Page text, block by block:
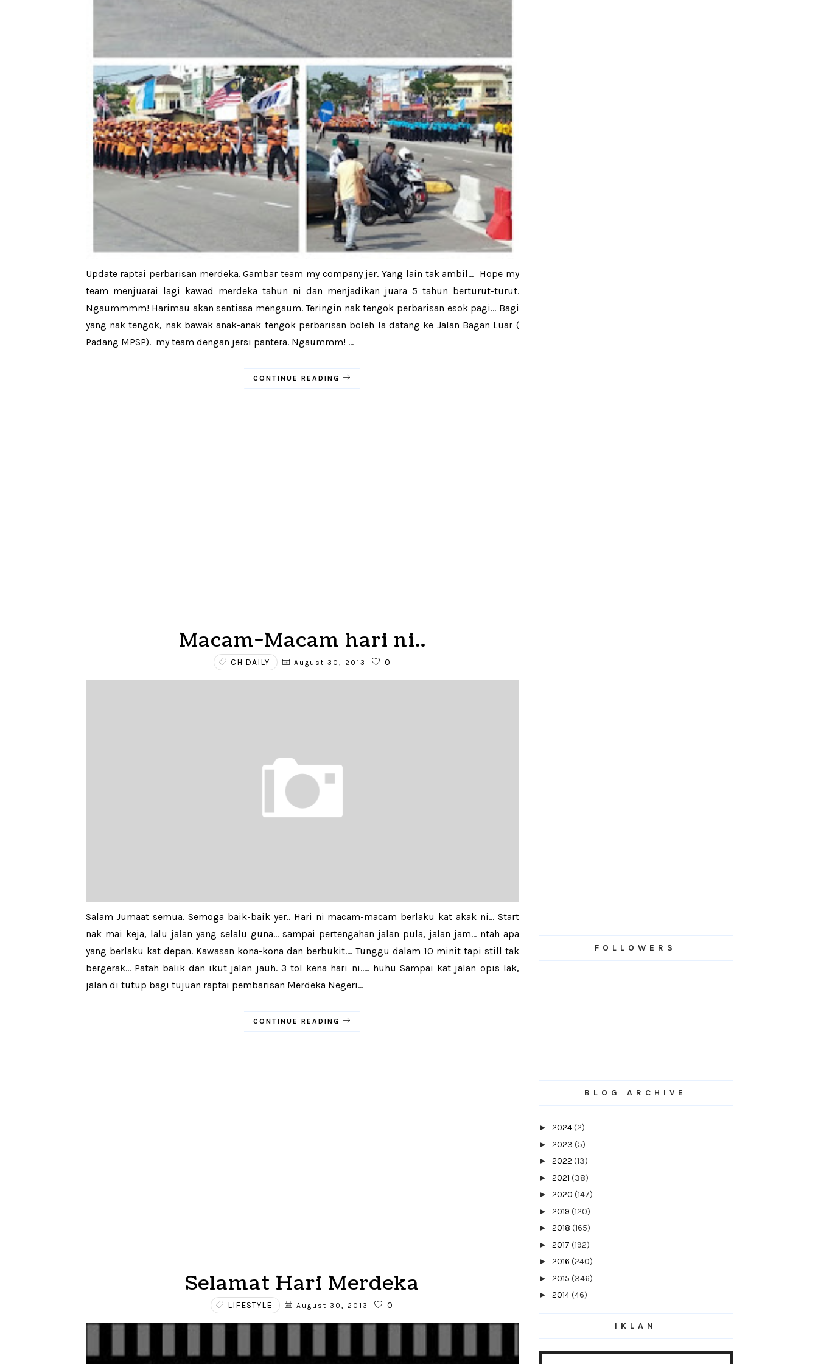
Update raptai perbarisan merdeka. Gambar team my company jer. Yang lain tak ambil... Hope my
team menjuarai lagi kawad merdeka tahun ni dan menjadikan juara 5 tahun berturut-turut.
Ngaummmm! Harimau akan sentiasa mengaum. Teringin nak tengok perbarisan esok pagi... Bagi
yang nak tengok, nak bawak anak-anak tengok perbarisan boleh la datang ke Jalan Bagan Luar (
Padang MPSP). my team dengan jersi pantera. Ngaummm! ...
CONTINUE READING
Macam-Macam hari ni..
CH DAILY August 30, 2013 0
Salam Jumaat semua. Semoga baik-baik yer.. Hari ni macam-macam berlaku kat akak ni... Start
nak mai keja, lalu jalan yang selalu guna... sampai pertengahan jalan pula, jalan jam... ntah apa
yang berlaku kat depan. Kawasan kona-kona dan berbukit.... Tunggu dalam 10 minit tapi still tak
bergerak... Patah balik dan ikut jalan jauh. 3 tol kena hari ni..... huhu Sampai kat jalan opis lak,
jalan di tutup bagi tujuan raptai pembarisan Merdeka Negeri...
CONTINUE READING
Selamat Hari Merdeka
LIFESTYLE August 30, 2013 0
FOLLOWERS
BLOG ARCHIVE
► 2024(2)
► 2023 (5)
► 2022 (13)
► 2021 (38)
► 2020 (147)
► 2019 (120)
► 2018 (165)
► 2017 (192)
► 2016 (240)
► 2015 (346)
► 2014(46)
▼2013(154)
(13)IKLAN